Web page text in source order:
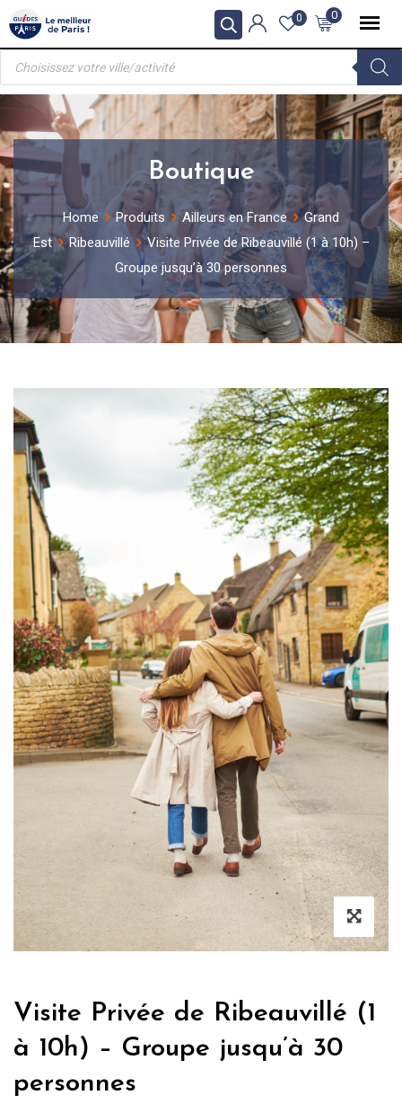
Skip
to
content
0
0
Recherche
produits
Boutique
Home Produits Ailleurs en France
Grand
Est
Ribeauvillé
Visite Privée de Ribeauvillé (1 à 10h) –
Groupe jusqu’à 30 personnes
Visite Privée de Ribeauvillé (1
à 10h) – Groupe jusqu’à 30
personnes